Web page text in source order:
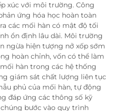
xúc với môi trường. Công
ứng hóa học hoàn toàn
các mối hàn có mật độ tối
ổn định lâu dài. Môi trường
ngừa hiện tượng nở xốp sớm
hoàn chỉnh, vốn có thể làm
hàn trong các hệ thống
giám sát chất lượng liên tục
phủ của mối hàn, tự động
đáp ứng các thông số kỹ
bước vào quy trình